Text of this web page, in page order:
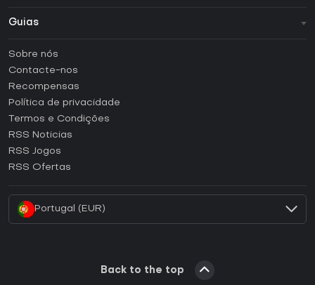
Guias
Como ativar uma CD Key Steam?
Como ativar uma CD Key Epic Games?
Como ativar uma CD Key GOG?
Como ativar uma CD Key Ubisoft Connect?
Sobre nós
Contacte-nos
Recompensas
Política de privacidade
Termos e Condições
RSS Noticias
RSS Jogos
RSS Ofertas
Portugal (EUR)
Back to the top